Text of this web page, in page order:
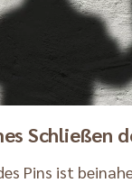
Schließen
Pins ist